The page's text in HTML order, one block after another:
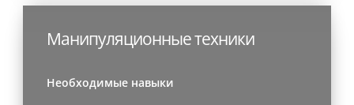
Манипуляционные техники
Необходимые навыки